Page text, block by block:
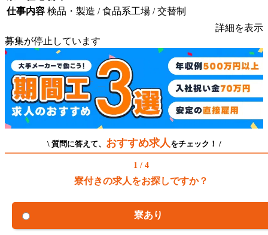
仕事内容 検品・製造 / 食品系工場 / 交替制
詳細を表示
募集が停止しています
\ 質問に答えて、 おすすめ求人 をチェック！ /
1 / 4
寮付きの求人をお探しですか？
寮あり